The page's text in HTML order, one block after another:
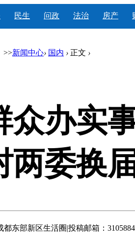
民生 问政 法治 房产
>>新闻中心› 国内 › 正文 ›
众办实
两委换
都东部新区生活圈|投稿邮箱：